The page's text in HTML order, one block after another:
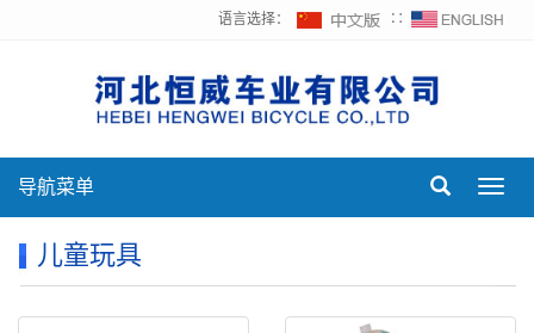
语言选择： ∷
导航菜单
儿童玩具